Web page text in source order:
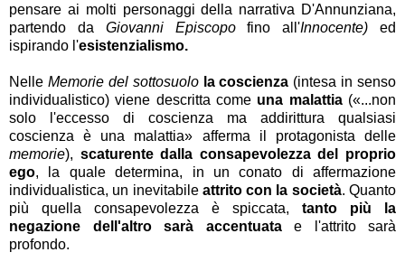
pensare ai molti personaggi della narrativa D'Annunziana,
partendo da Giovanni Episcopofino all'Innocente)ed
ispirando l'esistenzialismo.
Nelle Memorie del sottosuolo la coscienza (intesa in senso
individualistico) viene descritta come una malattia(«...non
solo l'eccesso di coscienza ma addirittura qualsiasi
coscienza è una malattia» afferma il protagonista delle
memorie), scaturente dalla consapevolezza del proprio
ego, la quale determina, in un conato di affermazione
individualistica, un inevitabile attrito con la società. Quanto
più quella consapevolezza è spiccata, tanto più la
negazione dell'altro sarà accentuata e l'attrito sarà
profondo.